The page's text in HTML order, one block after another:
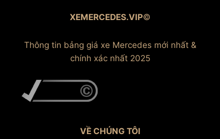
XEMERCEDES.VIP©
Thông tin bảng giá xe Mercedes mới nhất &
chính xác nhất 2025
VỀ CHÚNG TÔI